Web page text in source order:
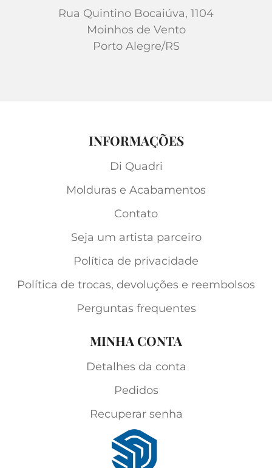
Rua Quintino Bocaiúva, 1104
Moinhos de Vento
Porto Alegre/RS
INFORMAÇÕES
Di Quadri
Molduras e Acabamentos
Contato
Seja um artista parceiro
Política de privacidade
Política de trocas, devoluções e reembolsos
Perguntas frequentes
MINHA CONTA
Detalhes da conta
Pedidos
Recuperar senha